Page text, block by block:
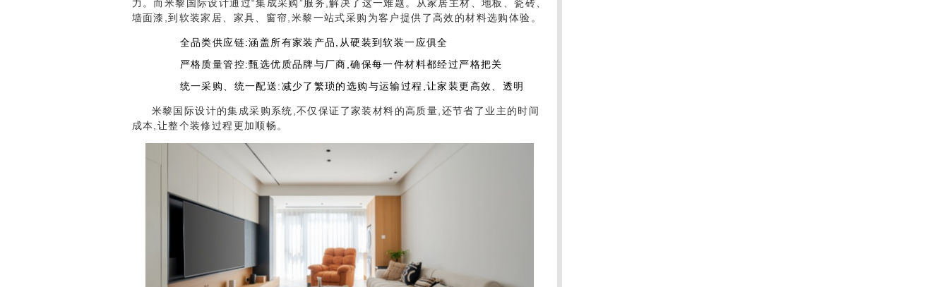
力。而米黎国际设计通过“集成采购”服务,解决了这一难题。从家居主材、地板、瓷砖、
墙面漆,到软装家居、家具、窗帘,米黎一站式采购为客户提供了高效的材料选购体验。
全品类供应链:涵盖所有家装产品,从硬装到软装一应俱全
严格质量管控:甄选优质品牌与厂商,确保每一件材料都经过严格把关
统一采购、统一配送:减少了繁琐的选购与运输过程,让家装更高效、透明
米黎国际设计的集成采购系统,不仅保证了家装材料的高质量,还节省了业主的时间
成本,让整个装修过程更加顺畅。